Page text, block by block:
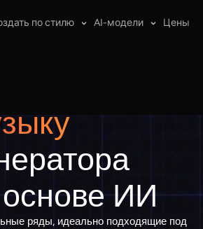
по стилю AI-модели Цены
ИИ
ряды, идеально подходящие под